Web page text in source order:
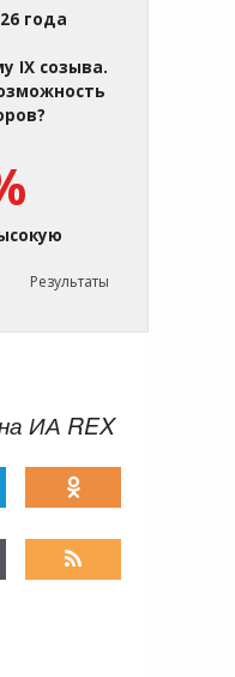
года
IX созыва.
Результаты
ИА REX